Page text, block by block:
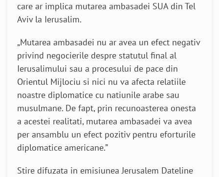
care ar implica mutarea ambasadei SUA din Tel
Aviv la Ierusalim.
„Mutarea ambasadei nu ar avea un efect negativ
privind negocierile despre statutul final al
Ierusalimului sau a procesului de pace din
Orientul Mijlociu si nici nu va afecta relatiile
noastre diplomatice cu natiunile arabe sau
musulmane. De fapt, prin recunoasterea onesta
a acestei realitati, mutarea ambasadei va avea
per ansamblu un efect pozitiv pentru eforturile
diplomatice americane.”
Stire difuzata in emisiunea Jerusalem Dateline